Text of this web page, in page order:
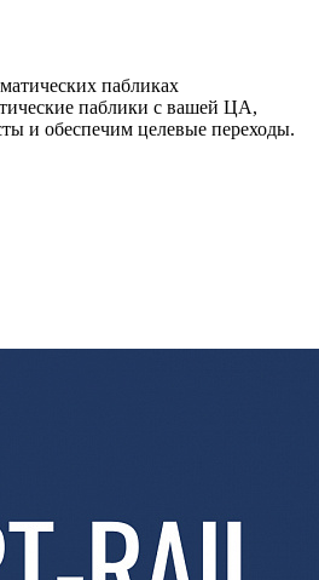
пабликах
паблики с вашей ЦА,
и обеспечим целевые переходы.